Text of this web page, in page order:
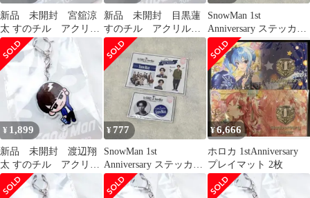
新品 未開封 宮舘涼
太 すのチル アクリル
キーホルダー S-3
新品 未開封 目黒蓮
すのチル アクリルキ
ーホルダー S-4
SnowMan 1st
Anniversary ステッカー
缶バッジ 深澤辰哉
¥ 1,899
新品 未開封 渡辺翔
太 すのチル アクリル
キーホルダー S-2
¥777
SnowMan 1st
Anniversary ステッカー
缶バッジ 渡辺翔太
¥6,666
ホロカ 1stAnniversary
プレイマット 2枚